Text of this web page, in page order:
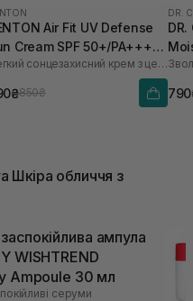
Air Fit UV Defense
Cream SPF 50+/PA++++
мл
Легкий сонцезахисний крем з центелою
850₴
DR.
DR.
мл
Шкіра обличчя з
ампула
WISHTREND
Ampoule 30 мл
серуми